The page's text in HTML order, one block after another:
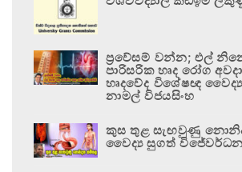
ප්‍රවේසම් වන්න; එල්
පාරිසරික හෘද රෝග
හෘදවේද විශේෂඥ වෛද්‍ය
නාමල් විජයසිංහ
කුස තුළ සැඟවුණු
වෛද්‍ය සුගත් විජේවර්ධන